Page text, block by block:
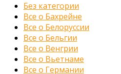
Без категории
Все о Бахрейне
Все о Белоруссии
Все о Бельгии
Все о Венгрии
Все о Вьетнаме
Все о Германии